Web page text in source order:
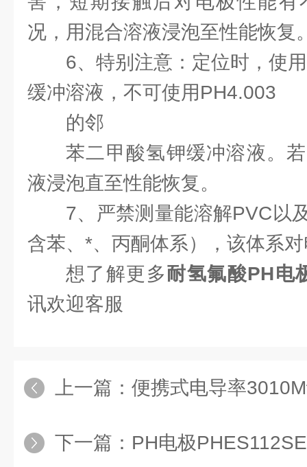
况，用混合溶液浸泡至性能恢
6、特别注意：定位时，使
缓冲溶液，不可使用PH4.003
的邻
苯二甲酸氢钾缓冲溶液。
液浸泡直至性能恢复。
7、严禁测量能溶解PVC以
含苯、*、丙酮体系），该体系
想了解更多耐氢氟酸PH电
讯欢迎客服
上一篇： 便携式电导率
下一篇： PH电极